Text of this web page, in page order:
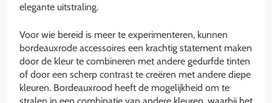
elegante uitstraling.
Voor wie bereid is meer te experimenteren, kunnen
bordeauxrode accessoires een krachtig statement maken
door de kleur te combineren met andere gedurfde tinten
of door een scherp contrast te creëren met andere diepe
kleuren. Bordeauxrood heeft de mogelijkheid om te